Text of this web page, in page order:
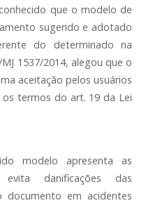
que o modelo de
sugerido e adotado
do determinado na
1537/2014, alegou que o
aceitação pelos usuários
termos do art. 19 da Lei
modelo apresenta as
danificações das
em acidentes